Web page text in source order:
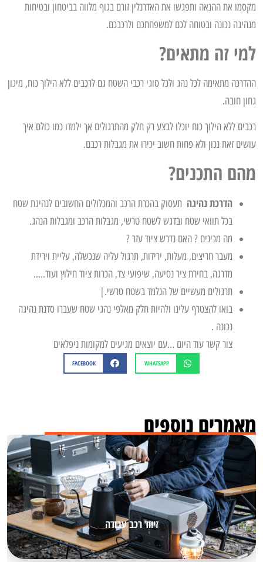
מקסמו את ההנאה ותפגשו את האדרנלין זורם בגוף מלווה בביטחון ובטיחות
מנהיגה נכונה ובטוחה לכם למשפחתכם ולרכבכם.
למי זה מתאים?
ההדרכה מתאימה לכל נהג ולכל סוגי רכבי השטח גם לרכבים ללא הילוך כוח, מיגון
גחון חובה.
רכבים ללא הילוך כוח יוכלו לבצע רק חלק מהתרגולים אך ילמדו כמו כולם איך
עושים זאת נכון ולא פחות חשוב יכירו את מגבלות רכבם.
מהם התכנים?
הדרכת נהיגה תעסוק בהכרת הרכב והמכלולים החשובים לנהיגת שטח
בכל תוואי שטח ובדגש לשטח טרשי, מגבלות הרכב ומגבלות הנהג.
מה מכינים ? האם נדרש ציוד עזר ?
מעבר חריצים, מעלות, ירידות, תרגול עליה שנכשלה, עליית וירידת
מדרגה, בחירת ציר נסיעה, שיפועי צד, הכרות ציוד חילוץ ועוד…..
תרגולים מעשיים של הנלמד בשטח טרשי.|
בואו להצטרף עלינו ולהיות חלק מאלפי נהגי שטח שעברו סדנת נהיגה
נכונה .
צור קשר עוד היום …עם יוצאים מגיעים למקומות ניפלאים
WHATSAPP
FACEBOOK
מאמרים נוספים
זיווד רכב עבודה